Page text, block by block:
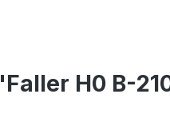
H0 B-